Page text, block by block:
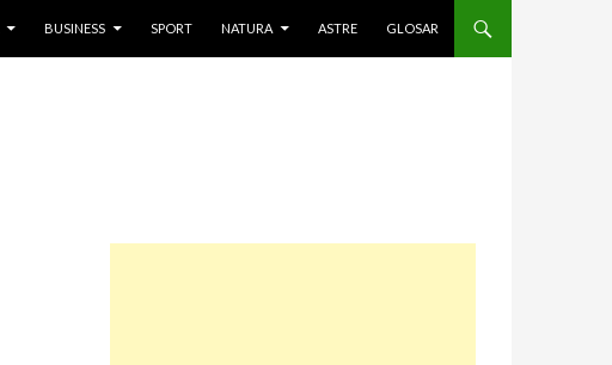
BUSINESS SPORT NATURA ASTRE GLOSAR